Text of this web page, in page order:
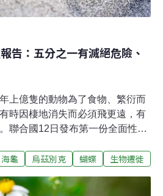
告：五分之一有滅絕危險、
上億隻的動物為了食物、繁衍而
時因棲地消失而必須飛更遠，有
聯合國12日發布第一份全面性的
法靠單一國家，聯合國《遷徙物
國大會12~17日在烏茲別克召
海龜 烏茲別克 蝴蝶 生物遷徙